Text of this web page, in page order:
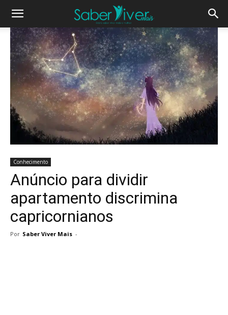
Conhecimento
Anúncio para dividir
apartamento discrimina
capricornianos
Por Saber Viver Mais -